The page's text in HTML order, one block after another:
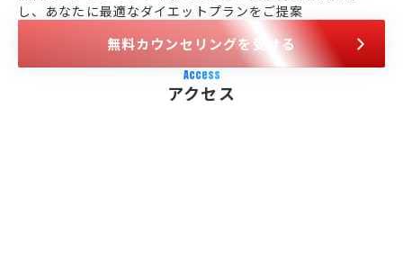
し、あなたに最適なダイエットプランをご提案
無料カウンセリングを受ける
Access
アクセス